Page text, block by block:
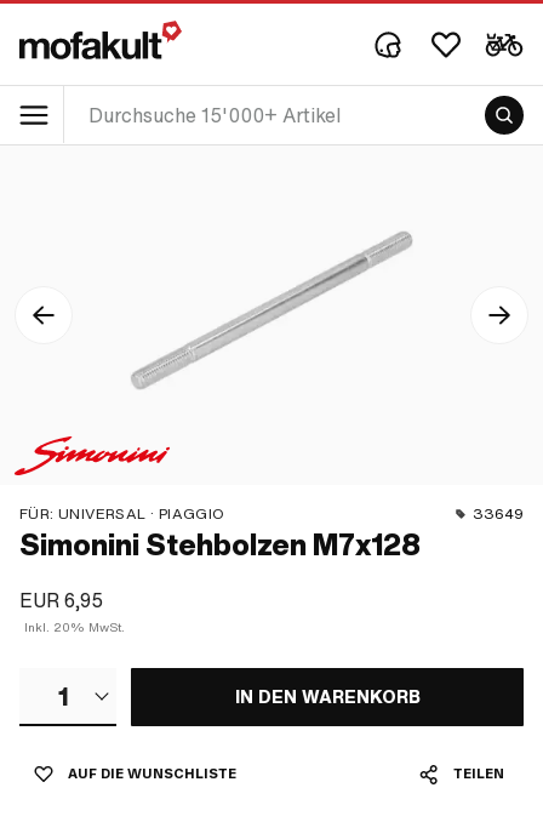
FÜR: UNIVERSAL · PIAGGIO 33649
Simonini Stehbolzen M7x128
EUR 6,95
Inkl. 20% MwSt.
1 IN DEN WARENKORB
AUF DIE WUNSCHLISTE TEILEN